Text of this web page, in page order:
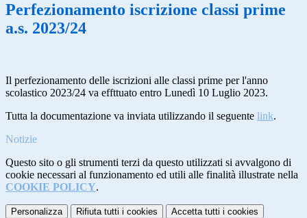
Perfezionamento iscrizione classi prime
a.s. 2023/24
Il perfezionamento delle iscrizioni alle classi prime per l'anno
scolastico 2023/24 va effttuato entro Lunedì 10 Luglio 2023.
Tutta la documentazione va inviata utilizzando il seguente link.
Notizie
Questo sito o gli strumenti terzi da questo utilizzati si avvalgono di
cookie necessari al funzionamento ed utili alle finalità illustrate nella
COOKIE POLICY.
Personalizza Rifiuta tutti i cookies Accetta tutti i cookies